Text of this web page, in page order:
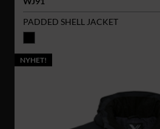
PADDED SHELL JACKET
NYHET!